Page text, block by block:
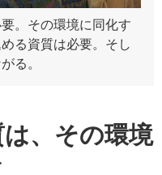
。その環境に同化す
る資質は必要。そし
る。
、その環境